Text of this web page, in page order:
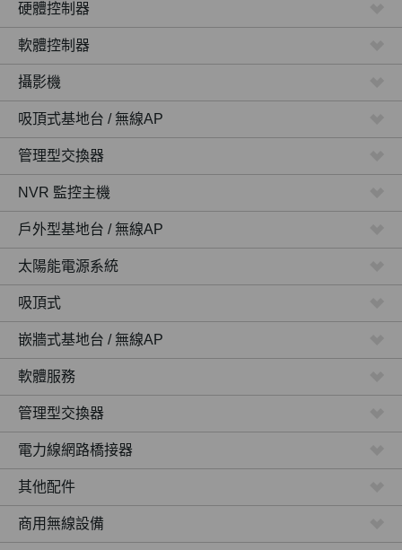
硬體控制器
軟體控制器
攝影機
吸頂式基地台 / 無線AP
管理型交換器
NVR 監控主機
戶外型基地台 / 無線AP
太陽能電源系統
吸頂式
嵌牆式基地台 / 無線AP
軟體服務
管理型交換器
電力線網路橋接器
其他配件
商用無線設備